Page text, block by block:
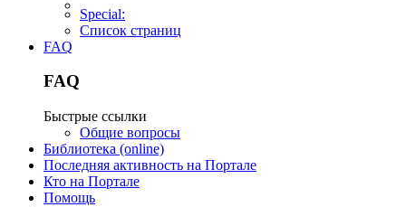
Special:
Список страниц
FAQ
FAQ
Быстрые ссылки
Общие вопросы
Библиотека (online)
Последняя активность на Портале
Кто на Портале
Помощь